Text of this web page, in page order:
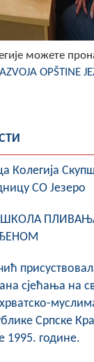
можете
OPŠTINE
Колегија
СО Језеро
сјећања на
Српске
1995. године.